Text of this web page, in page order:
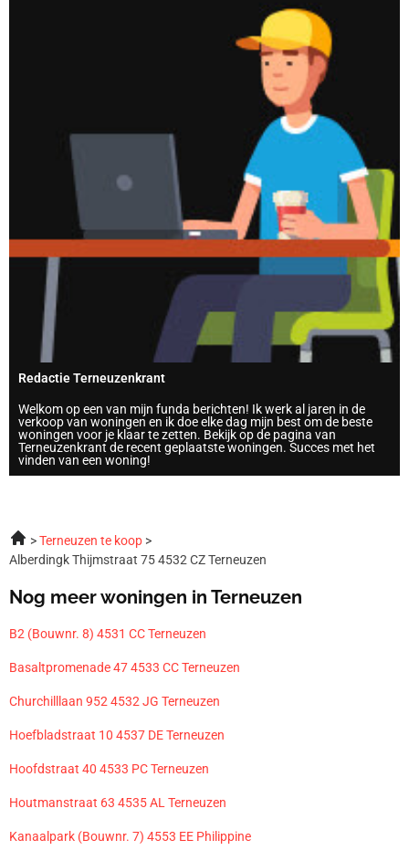
Redactie Terneuzenkrant
Welkom op een van mijn funda berichten! Ik werk al jaren in de
verkoop van woningen en ik doe elke dag mijn best om de beste
woningen voor je klaar te zetten. Bekijk op de pagina van
Terneuzenkrant de recent geplaatste woningen. Succes met het
vinden van een woning!
Terneuzen te koop
Alberdingk Thijmstraat 75 4532 CZ Terneuzen
Nog meer woningen in Terneuzen
B2 (Bouwnr. 8) 4531 CC Terneuzen
Basaltpromenade 47 4533 CC Terneuzen
Churchilllaan 952 4532 JG Terneuzen
Hoefbladstraat 10 4537 DE Terneuzen
Hoofdstraat 40 4533 PC Terneuzen
Houtmanstraat 63 4535 AL Terneuzen
Kanaalpark (Bouwnr. 7) 4553 EE Philippine